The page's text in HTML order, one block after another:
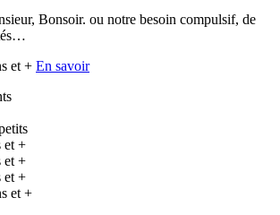
Bonsoir. ou notre besoin compulsif, de
et + En savoir
et +
et +
et +
et +